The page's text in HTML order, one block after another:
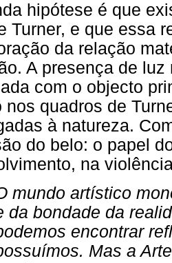
hipótese é que
Turner, e que essa
da relação
A presença de
com o objecto
nos quadros de
à natureza.
do belo: o papel
na
mundo artístico
da bondade da
encontrar
Mas a